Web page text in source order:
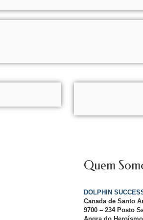
Quem
DOLPHIN
Canada de Santo
9700 – 234 Posto